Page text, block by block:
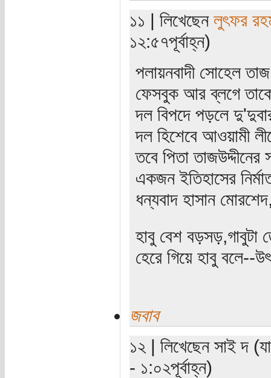
১১ | লিখেছেন লুৎফর
১২:৫৭পূর্বাহ্ন)
পলায়নবাদী সোহেল
ফেসবুক আর ব্লগে
দল বিপদে পড়লে
দল হিশেবে আওয়ামী
তবে পিতা
একজন ইতিহাসের
ধন্যবাদ হাসান
হাবু বেশ বড়সড়,গাবুটা
হেরে গিয়ে হাবু বলে--
জবাব
১২ | লিখেছেন সাই দ
- ১:০২পূর্বাহ্ন)